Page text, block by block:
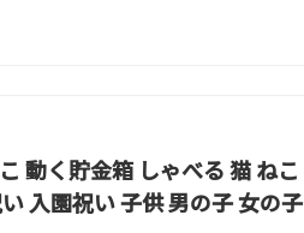
動く貯金箱 しゃべる 猫 ねこ
入園祝い 子供 男の子 女の子